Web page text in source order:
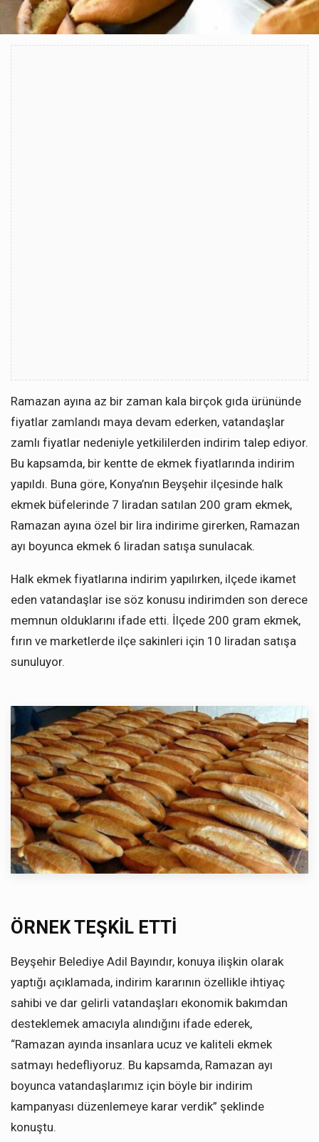
Ramazan ayına az bir zaman kala birçok gıda ürününde
fiyatlar zamlandı maya devam ederken, vatandaşlar
zamlı fiyatlar nedeniyle yetkililerden indirim talep ediyor.
Bu kapsamda, bir kentte de ekmek fiyatlarında indirim
yapıldı. Buna göre, Konya’nın Beyşehir ilçesinde halk
ekmek büfelerinde 7 liradan satılan 200 gram ekmek,
Ramazan ayına özel bir lira indirime girerken, Ramazan
ayı boyunca ekmek 6 liradan satışa sunulacak.
Halk ekmek fiyatlarına indirim yapılırken, ilçede ikamet
eden vatandaşlar ise söz konusu indirimden son derece
memnun olduklarını ifade etti. İlçede 200 gram ekmek,
fırın ve marketlerde ilçe sakinleri için 10 liradan satışa
sunuluyor.
ÖRNEK TEŞKİL ETTİ
Beyşehir Belediye Adil Bayındır, konuya ilişkin olarak
yaptığı açıklamada, indirim kararının özellikle ihtiyaç
sahibi ve dar gelirli vatandaşları ekonomik bakımdan
desteklemek amacıyla alındığını ifade ederek,
“Ramazan ayında insanlara ucuz ve kaliteli ekmek
satmayı hedefliyoruz. Bu kapsamda, Ramazan ayı
boyunca vatandaşlarımız için böyle bir indirim
kampanyası düzenlemeye karar verdik” şeklinde
konuştu.